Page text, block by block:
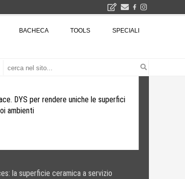
BACHECA TOOLS SPECIALI
DYS per rendere uniche le superfici
ambienti
la superficie ceramica a servizio